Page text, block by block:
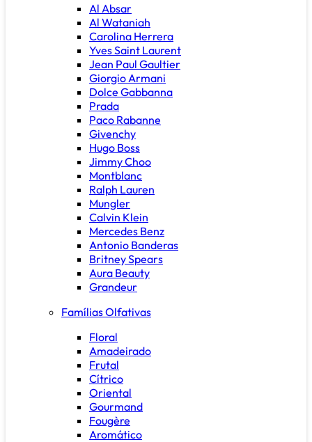
Al Absar
Al Wataniah
Carolina Herrera
Yves Saint Laurent
Jean Paul Gaultier
Giorgio Armani
Dolce Gabbanna
Prada
Paco Rabanne
Givenchy
Hugo Boss
Jimmy Choo
Montblanc
Ralph Lauren
Mungler
Calvin Klein
Mercedes Benz
Antonio Banderas
Britney Spears
Aura Beauty
Grandeur
Famílias Olfativas
Floral
Amadeirado
Frutal
Cítrico
Oriental
Gourmand
Fougère
Aromático